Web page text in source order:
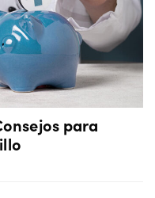
para